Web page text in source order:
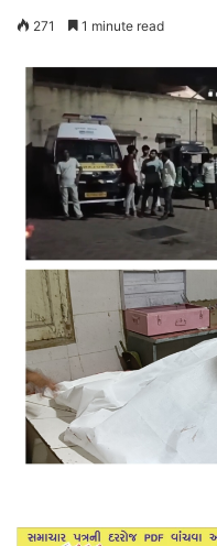
271 1 minute read